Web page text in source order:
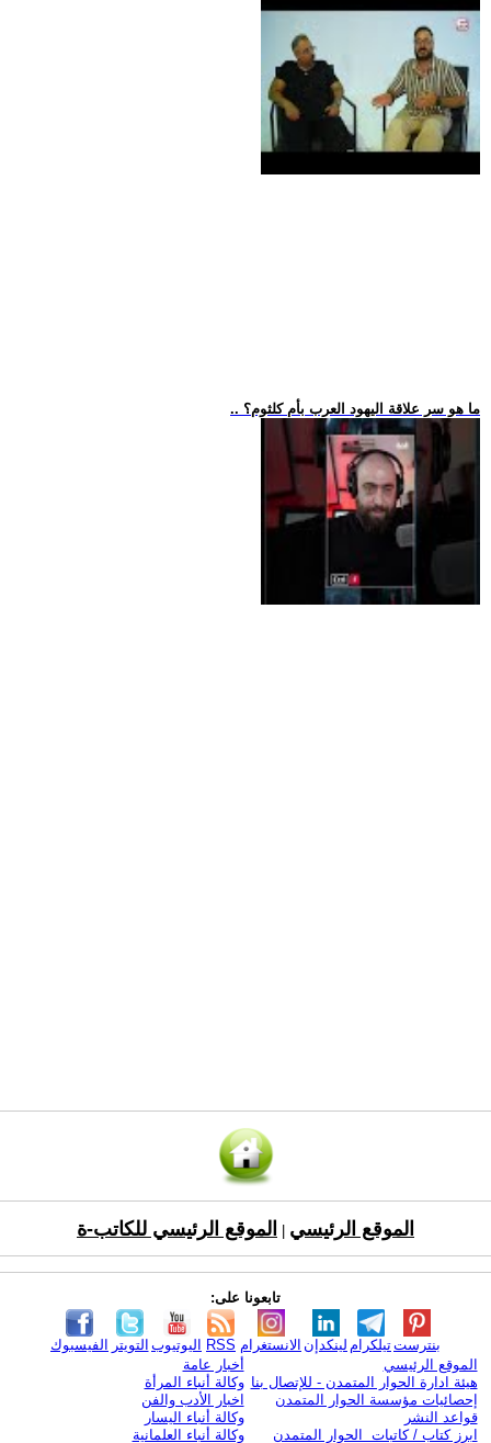
.. ما هو سر علاقة اليهود العرب بأم كلثوم؟
الموقع الرئيسي الموقع الرئيسي للكاتب-ة
تابعونا على:
الفيسبوك التويتر اليوتيوب RSS الانستغرام لينكدإن تيلكرامبنترست
الموقع الرئيسي
هيئة ادارة الحوار المتمدن - للإتصال بنا
إحصائيات مؤسسة الحوار المتمدن
قواعد النشر
ابرز كتاب / كاتبات الحوار المتمدن
أخبار عامة
وكالة أنباء المرأة
اخبار الأدب والفن
وكالة أنباء اليسار
وكالة أنباء العلمانية